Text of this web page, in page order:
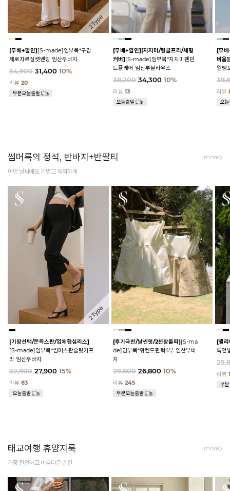
[무배+할인][S-made]임부복*구김
제로차르실켓밴딩 임산부바지
34,900 31,400 10%
리뷰 20
[무배+할인][지지미/링클프리/체형
커버][S-made]임부복*지지미펜던
트플레어 임산부블라우스
38,200 34,300 10%
리뷰13
[무
벼움]
멜빵
리뷰
썸머룩의 정석, 반바지+반팔티
어떤 날씨에도 가볍고 쾌적하게
more
[기장선택/쫀득스판/입체형심리스]
[S-made]임부복*썸머스판슬릿카프
리 임산부바지
32,900 27,900 15%
리뷰 83
[후기극찬/날씬핏/2천장돌파][S-ma
de]임부복*위켄드핀턱4부 임산부바
지
29,800 26,800 10%
리뷰245
[퀼
톡언
리뷰
태교여행 휴양지룩
가장 편안하고 아름다운 순간
more